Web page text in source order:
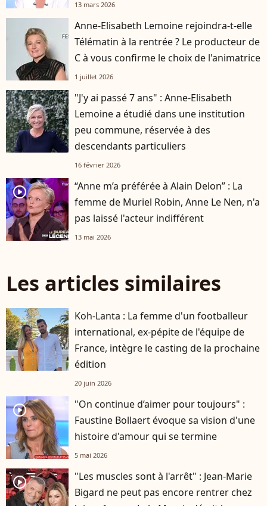
13 mars 2026
Anne-Elisabeth Lemoine rejoindra-t-elle
Télématin à la rentrée ? Le producteur de
C à vous confirme le choix de l'animatrice
1 juillet 2026
"J'y ai passé 7 ans" : Anne-Elisabeth
Lemoine a étudié dans une institution
peu commune, réservée à des
descendants particuliers
16 février 2026
player2
“Anne m’a préférée à Alain Delon” : La
femme de Muriel Robin, Anne Le Nen, n'a
pas laissé l'acteur indifférent
13 mai 2026
Les articles similaires
Koh-Lanta : La femme d'un footballeur
international, ex-pépite de l'équipe de
France, intègre le casting de la prochaine
édition
20 juin 2026
player2
"On continue d’aimer pour toujours" :
Faustine Bollaert évoque sa vision d'une
histoire d'amour qui se termine
5 mai 2026
player2
"Les muscles sont à l'arrêt" : Jean-Marie
Bigard ne peut pas encore rentrer chez